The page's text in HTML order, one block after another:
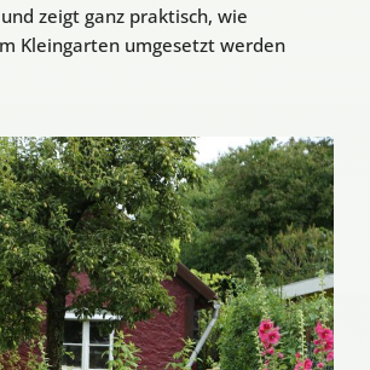
zeigt ganz praktisch, wie
Kleingarten umgesetzt werden